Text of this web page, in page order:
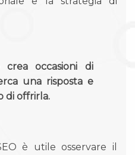
crea occasioni di
una risposta e
di offrirla.
è utile osservare il